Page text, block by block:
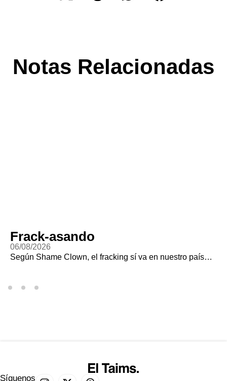
Notas Relacionadas
Frack-asando
06/08/2026
Según Shame Clown, el fracking sí va en nuestro país…
Síguenos